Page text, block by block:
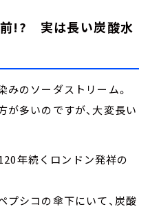
前!? 実は長い炭酸水
のソーダストリーム。
多いのですが、大変長い
年続くロンドン発祥の
シコの傘下にいて、炭酸